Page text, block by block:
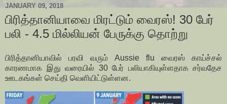
JANUARY 09, 2018
பிரித்தானியாவை மிரட்டும் வைரஸ்! 30 பேர்
பலி - 4.5 மில்லியன் பேருக்கு தொற்று
பிரித்தானியாவில் பரவி வரும் Aussie flu வைரஸ் காய்ச்சல்
காரணமாக இது வரையில் 30 பேர் பலியாகியுள்ளதாக சர்வதேச
ஊடகங்கள் செய்தி வெளியிட்டுள்ளன.